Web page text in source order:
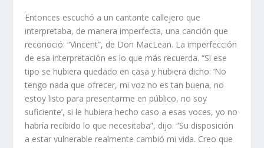
Entonces escuchó a un cantante callejero que
interpretaba, de manera imperfecta, una canción que
reconoció: “Vincent”, de Don MacLean. La imperfección
de esa interpretación es lo que más recuerda. “Si ese
tipo se hubiera quedado en casa y hubiera dicho: ‘No
tengo nada que ofrecer, mi voz no es tan buena, no
estoy listo para presentarme en público, no soy
suficiente’, si le hubiera hecho caso a esas voces, yo no
habría recibido lo que necesitaba”, dijo. “Su disposición
a estar vulnerable realmente cambió mi vida. Creo que